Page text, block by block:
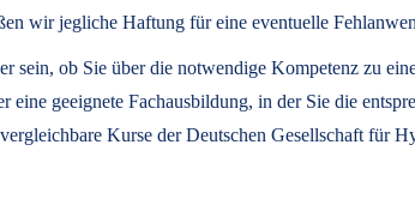
wir jegliche Haftung für eine eventuelle
sein, ob Sie über die notwendige Kompetenz zu
eine geeignete Fachausbildung, in der Sie die
Kurse der Deutschen Gesellschaft für